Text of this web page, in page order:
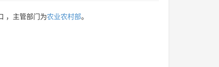
，主管部门为农业农村部。